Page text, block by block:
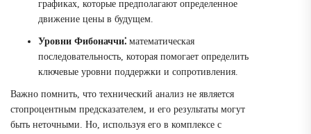
графиках, которые предполагают определенное
движение цены в будущем.
Уровни Фибоначчи⁚ математическая
последовательность, которая помогает определить
ключевые уровни поддержки и сопротивления.
Важно помнить, что технический анализ не является
стопроцентным предсказателем, и его результаты могут
быть неточными. Но, используя его в комплексе с